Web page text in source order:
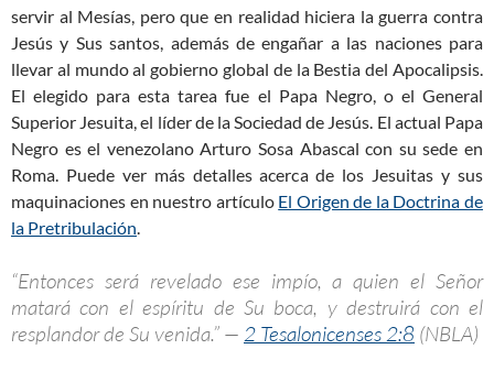
servir al Mesías, pero que en realidad hiciera la guerra contra
Jesús y Sus santos, además de engañar a las naciones para
llevar al mundo al gobierno global de la Bestia del Apocalipsis.
El elegido para esta tarea fue el Papa Negro, o el General
Superior Jesuita, el líder de la Sociedad de Jesús. El actual Papa
Negro es el venezolano Arturo Sosa Abascal con su sede en
Roma. Puede ver más detalles acerca de los Jesuitas y sus
maquinaciones en nuestro artículo El Origen de la Doctrina de
la Pretribulación.
“Entonces será revelado ese impío, a quien el Señor
matará con el espíritu de Su boca, y destruirá con el
resplandor de Su venida.” — 2 Tesalonicenses 2:8 (NBLA)